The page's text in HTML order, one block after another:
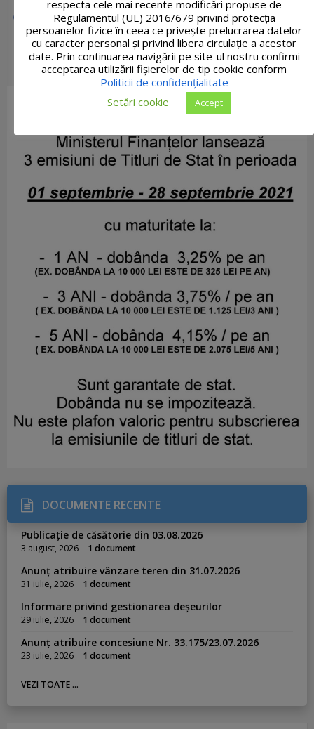
DOCUMENTE RECENTE
Publicație de căsătorie din 03.08.2026
3 august, 2026 1 document
Anunț atribuire vânzare teren din 31.07.2026
31 iulie, 2026 1 document
Informare privind gestionarea deșeurilor
29 iulie, 2026 1 document
Anunț atribuire concesiune Nr. 33.175/23.07.2026
23 iulie, 2026 1 document
VEZI TOATE ...
respecta cele mai recente modificări propuse de
Regulamentul (UE) 2016/679 privind protecția
persoanelor fizice în ceea ce privește prelucrarea datelor
cu caracter personal și privind libera circulație a acestor
date. Prin continuarea navigării pe site-ul nostru confirmi
acceptarea utilizării fişierelor de tip cookie conform
Politicii de confidențialitate
Setări cookie
Accept